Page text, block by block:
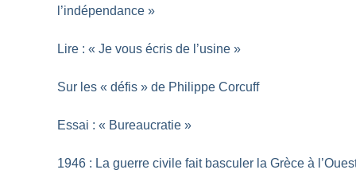
l’indépendance »
Lire : « Je vous écris de l’usine »
Sur les « défis » de Philippe Corcuff
Essai : « Bureaucratie »
1946 : La guerre civile fait basculer la Grèce à